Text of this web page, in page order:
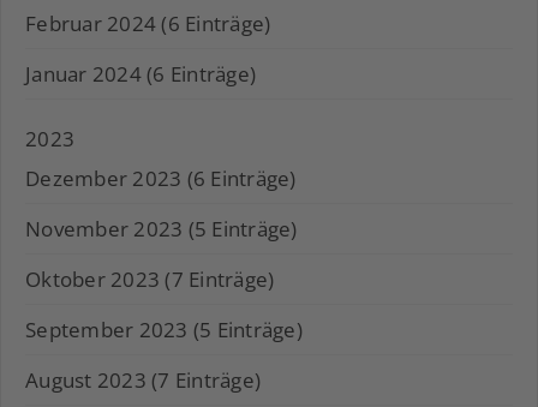
Februar 2024 (6 Einträge)
Januar 2024 (6 Einträge)
2023
Dezember 2023 (6 Einträge)
November 2023 (5 Einträge)
Oktober 2023 (7 Einträge)
September 2023 (5 Einträge)
August 2023 (7 Einträge)